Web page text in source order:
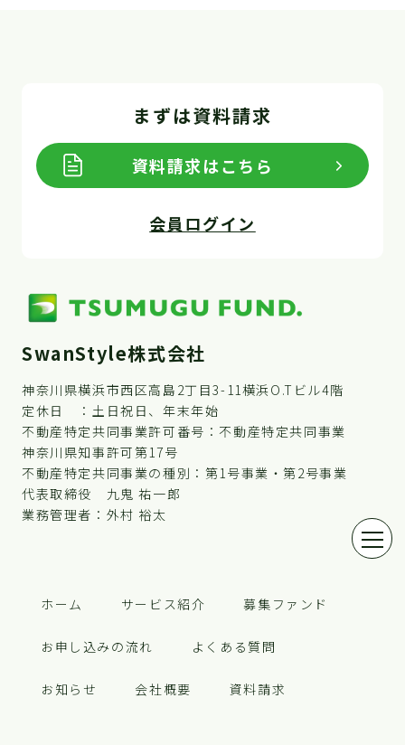
SwanStyle株式会社
神奈川県横浜市西区高島2丁目3-11横浜O.Tビル4階
定休日 ：土日祝日、年末年始
不動産特定共同事業許可番号：不動産特定共同事業
神奈川県知事許可第17号
不動産特定共同事業の種別：第1号事業・第2号事業
代表取締役 九鬼 祐一郎
業務管理者：外村 裕太
まずは資料請求
資料請求はこちら
会員ログイン
ホーム サービス紹介 募集ファンド
お申し込みの流れ よくある質問
お知らせ 会社概要 資料請求